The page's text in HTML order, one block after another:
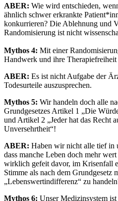
ABER: Wie wird entschieden,
ähnlich schwer erkrankte
konkurrieren? Die Ablehnung und
Randomisierung ist nicht
Mythos 4: Mit einer
Handwerk und ihre
ABER: Es ist nicht Aufgabe der
Todesurteile auszusprechen.
Mythos 5: Wir handeln doch alle
Grundgesetzes Artikel 1 „Die
und Artikel 2 „Jeder hat das Recht
Unversehrtheit“!
ABER: Haben wir nicht alle tief in
dass manche Leben doch mehr
wirklich gefeit davor, im Krisenfall
Stimme als nach dem Grundgesetz
„Lebenswertindifferenz“ zu
Mythos 6: Unser Medizinsystem